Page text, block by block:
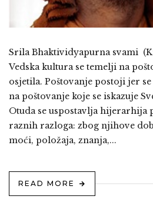
Srila Bhaktividyapurna svami
Vedska kultura se temelji na
osjetila. Poštovanje postoji jer
na poštovanje koje se iskazuje
Otuda se uspostavlja hijerarhija
raznih razloga: zbog njihove
moći, položaja, znanja,...
READ MORE